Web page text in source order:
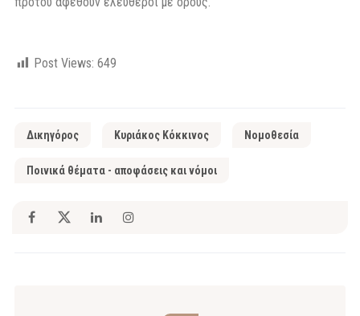
Post Views: 649
Δικηγόρος Κυριάκος Κόκκινος Νομοθεσία
Ποινικά θέματα - αποφάσεις και νόμοι